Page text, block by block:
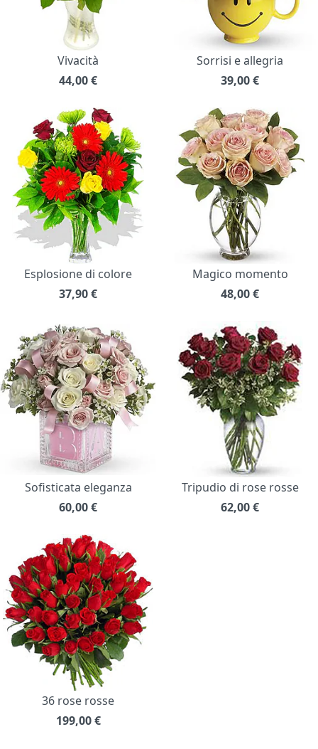
Vivacità
44,00€
Sorrisi e allegria
39,00€
Esplosione di colore
37,90€
Magico momento
48,00€
Sofisticata eleganza
60,00€
Tripudio di rose rosse
62,00€
36 rose rosse
199,00 €